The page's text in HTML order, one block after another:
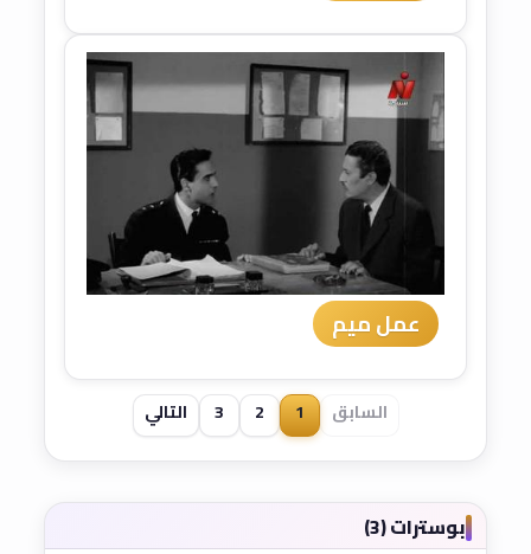
عمل ميم
السابق 1
2
3 التالي
بوسترات (3)